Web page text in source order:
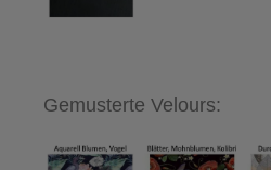
Gemusterte Velours: